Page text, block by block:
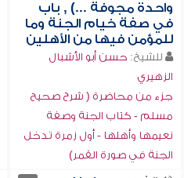
واحدة مجوفة ...) , باب
في صفة خيام الجنة وما
للمؤمن فيها من الأهلين
للشيخ: حسن أبو الأشبال
الزهيري
جزء من محاضرة ( شرح صحيح
مسلم - كتاب الجنة وصفة
نعيمها وأهلها - أول زمرة تدخل
الجنة في صورة القمر)